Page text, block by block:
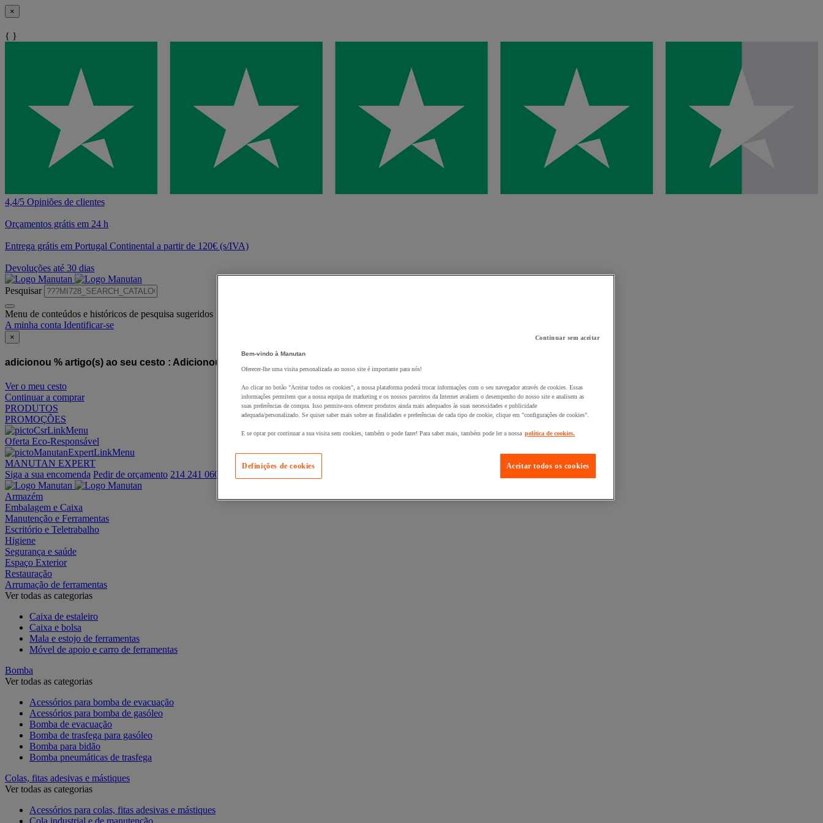
×
{ }
4,4/5 Opiniões de clientes
Orçamentos grátis em 24 h
Entrega grátis em Portugal Continental a partir de 120€ (s/IVA)
Devoluções até 30 dias
Pesquisar
Menu de conteúdos e históricos de pesquisa sugeridos
A minha conta Identificar-se
×
adicionou % artigo(s) ao seu cesto : Adicionou este artigo ao seu cesto :
Ver o meu cesto
Continuar a comprar
PRODUTOS
PROMOÇÕES
Oferta Eco-Responsável
MANUTAN EXPERT
Siga a sua encomenda Pedir de orçamento 214 241 060
Armazém
Embalagem e Caixa
Manutenção e Ferramentas
Escritório e Teletrabalho
Higiene
Segurança e saúde
Espaço Exterior
Restauração
Arrumação de ferramentas
Ver todas as categorias
Caixa de estaleiro
Caixa e bolsa
Mala e estojo de ferramentas
Móvel de apoio e carro de ferramentas
Bomba
Ver todas as categorias
Acessórios para bomba de evacuação
Acessórios para bomba de gasóleo
Bomba de evacuação
Bomba de trasfega para gasóleo
Bomba para bidão
Bomba pneumáticas de trasfega
Colas, fitas adesivas e mástiques
Ver todas as categorias
Acessórios para colas, fitas adesivas e mástiques
Cola industrial e de manutenção
Continuar sem aceitar
Bem-vindo à Manutan
Oferecer-lhe uma visita personalizada ao nosso site é importante para nós!
Ao clicar no botão "Aceitar todos os cookies", a nossa plataforma poderá trocar informações com o seu navegador através de cookies. Essas
informações permitem que a nossa equipa de marketing e os nossos parceiros da Internet avaliem o desempenho do nosso site e analisem as
suas preferências de compra. Isso permite-nos oferecer produtos ainda mais adequados às suas necessidades e publicidade
adequada/personalizado. Se quiser saber mais sobre as finalidades e preferências de cada tipo de cookie, clique em "configurações de cookies".
E se optar por continuar a sua visita sem cookies, também o pode fazer! Para saber mais, também pode ler a nossa política de cookies.
Aceitar todos os cookies
Definições de cookies